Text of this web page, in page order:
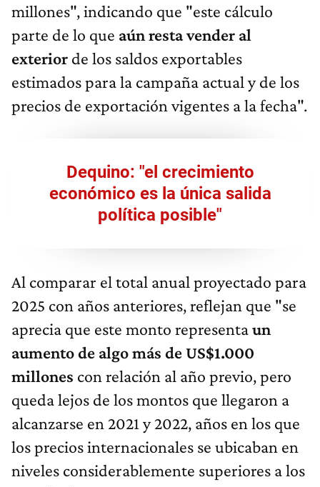
millones", indicando que "este cálculo
parte de lo que aún resta vender al
exterior de los saldos exportables
estimados para la campaña actual y de los
precios de exportación vigentes a la fecha".
Dequino: "el crecimiento
económico es la única salida
política posible"
Al comparar el total anual proyectado para
2025 con años anteriores, reflejan que "se
aprecia que este monto representaun
aumento de algo más de US$1.000
millones con relación al año previo, pero
queda lejos de los montos que llegaron a
alcanzarse en 2021 y 2022, años en los que
los precios internacionales se ubicaban en
niveles considerablemente superiores a los